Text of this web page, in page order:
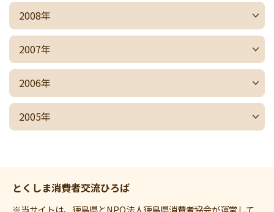
2008年
2007年
2006年
2005年
とくしま消費者交流ひろば
※当サイトは、徳島県とNPO法人徳島県消費者協会が運営して